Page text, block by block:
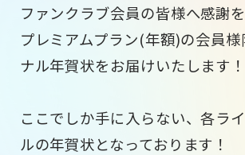
ファンクラブ会員の皆様へ感謝を
プレミアムプラン(年額)の会員
ナル年賀状をお届けいたします！
ここでしか手に入らない、各ラ
ルの年賀状となっております！